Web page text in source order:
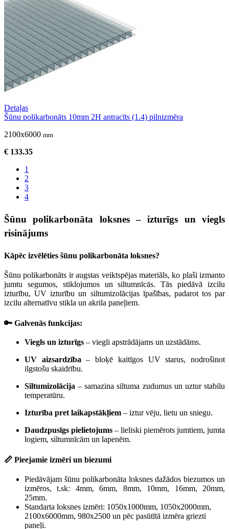
Detaļas
Šūnu polikarbonāts 10mm 2H antracīts (1.4) pilnizmēra
2100x6000 mm
€ 133.35
1
2
3
4
Šūnu polikarbonāta loksnes – izturīgs un viegls
risinājums
Kāpēc izvēlēties šūnu polikarbonāta loksnes?
Šūnu polikarbonāts ir augstas veiktspējas materiāls, ko plaši izmanto
jumtu segumos, stiklojumos un siltumnīcās. Tās piedāvā izcilu
izturību, UV izturību un siltumizolācijas īpašības, padarot tos par
izcilu alternatīvu stikla un akrila paneļiem.
🔑 Galvenās funkcijas:
Viegls un izturīgs – viegli apstrādājams un uzstādāms.
UV aizsardzība– bloķē kaitīgos UV starus, nodrošinot
ilgstošu skaidrību.
Siltumizolācija – samazina siltuma zudumus un uztur stabilu
temperatūru.
Izturība pret laikapstākļiem – iztur vēju, lietu un sniegu.
Daudzpusīgs pielietojums – lieliski piemērots jumtiem, jumta
logiem, siltumnīcām un lapenēm.
📏 Pieejamie izmēri un biezumi
Piedāvājam šūnu polikarbonāta loksnes dažādos biezumos un
izmēros, t.sk: 4mm, 6mm, 8mm, 10mm, 16mm, 20mm,
25mm.
Standarta loksnes izmēri: 1050x1000mm, 1050x2000mm,
2100x6000mm, 980x2500 un pēc pasūtītā izmēra griezti
paneļi.